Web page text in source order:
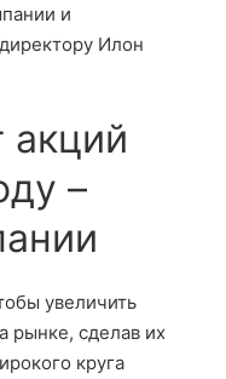
и
Илон
акций
–
увеличить
рынке, сделав их
круга